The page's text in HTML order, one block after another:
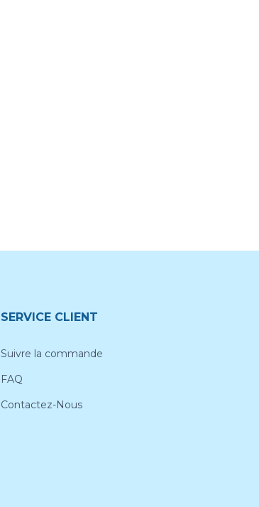
SERVICE CLIENT
Suivre la commande
FAQ
Contactez-Nous